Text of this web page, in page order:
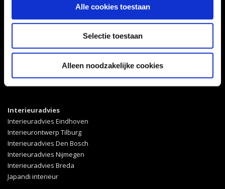
Alle cookies toestaan
Selectie toestaan
Alleen noodzakelijke cookies
373
info@driessen-interieur.nl
Openen in Google Maps
Interieuradvies
Interieuradvies Eindhoven
Interieurontwerp Tilburg
Interieuradvies Den Bosch
Interieuradvies Nijmegen
Interieuradvies Breda
Japandi interieur